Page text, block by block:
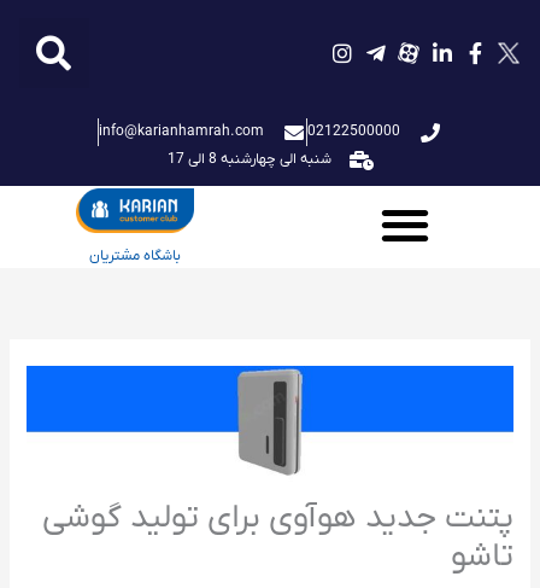
محتوا
02122500000
info@karianhamrah.com
شنبه الی چهارشنبه 8 الی 17
باشگاه مشتریان
پتنت جدید هوآوی برای تولید گوشی
تاشو